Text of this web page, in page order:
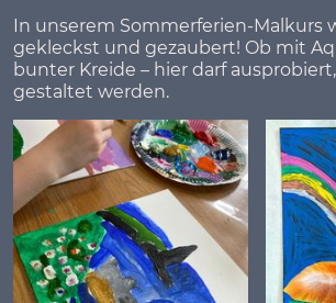
In unserem Sommerferien-Malkurs
gekleckst und gezaubert! Ob mit
bunter Kreide – hier darf
gestaltet werden.